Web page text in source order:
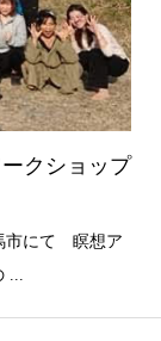
クショップ
市にて 瞑想ア